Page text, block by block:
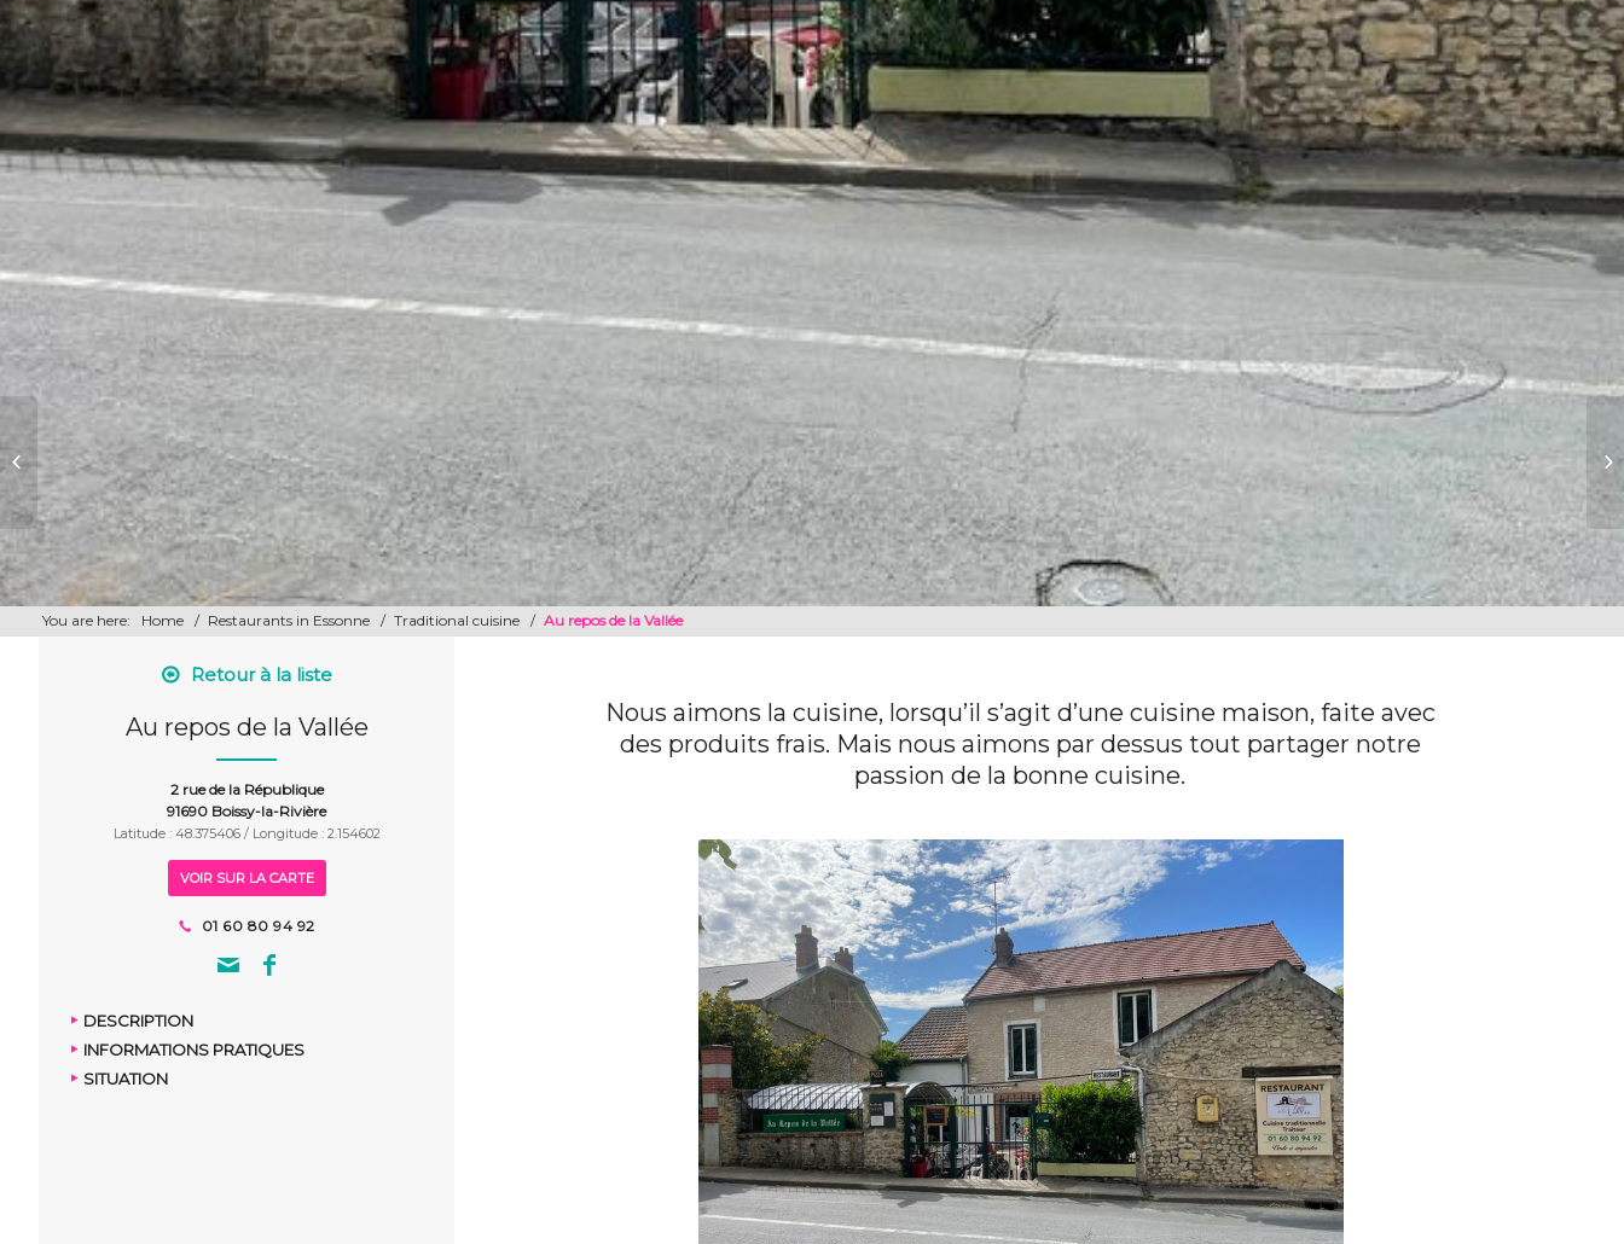
You are here: Home / Restaurants in Essonne / Traditional cuisine / Au repos de la Vallée
Retour à la liste
Au repos de la Vallée
2 rue de la République
91690 Boissy-la-Rivière
Latitude : 48.375406 / Longitude : 2.154602
VOIR SUR LA CARTE
01 60 80 94 92
DESCRIPTION
INFORMATIONS PRATIQUES
SITUATION
Nous aimons la cuisine, lorsqu’il s’agit d’une cuisine maison, faite avec
des produits frais. Mais nous aimons par dessus tout partager notre
passion de la bonne cuisine.
Au petit Brières